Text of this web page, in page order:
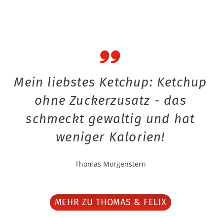
Mein liebstes Ketchup: Ketchup
ohne Zuckerzusatz - das
schmeckt gewaltig und hat
weniger Kalorien!
Thomas Morgenstern
MEHR ZU THOMAS & FELIX